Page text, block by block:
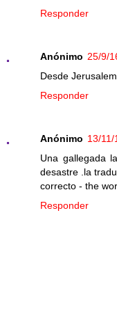
Responder
Anónimo 25/9/
Desde
Responder
Anónimo 13/11/
Una gallegada
desastre .la
correcto - the
Responder